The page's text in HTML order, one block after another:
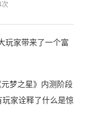
次
玩家带来了一个富
梦之星》内测阶段
家诠释了什么是惊